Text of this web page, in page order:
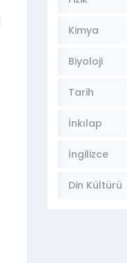
Kimya
Biyoloji
Tarih
İnkılap
İngilizce
Din Kültürü